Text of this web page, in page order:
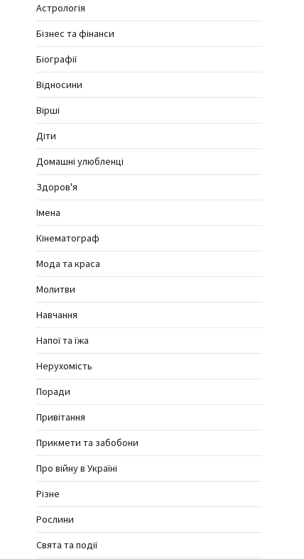
Астрологія
Бізнес та фінанси
Біографії
Відносини
Вірші
Діти
Домашні улюбленці
Здоров'я
Імена
Кінематограф
Мода та краса
Молитви
Навчання
Напої та їжа
Нерухомість
Поради
Привітання
Прикмети та забобони
Про війну в Україні
Різне
Рослини
Свята та події